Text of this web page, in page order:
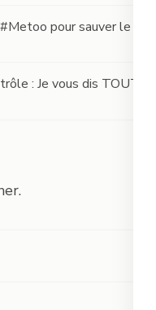
pour sauver le
: Je vous dis TOUT !